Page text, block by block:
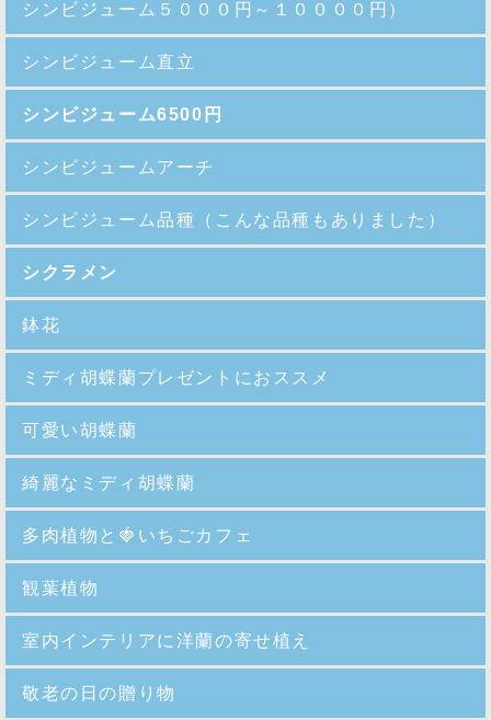
シンビジューム５０００円～１００００円）
シンビジューム直立
シンビジューム6500円
シンビジュームアーチ
シンビジューム品種 （こんな品種もありました）
シクラメン
鉢花
ミディ胡蝶蘭プレゼントにおススメ
可愛い胡蝶蘭
綺麗なミディ胡蝶蘭
多肉植物と🍓いちごカフェ
観葉植物
室内インテリアに洋蘭の寄せ植え
敬老の日の贈り物